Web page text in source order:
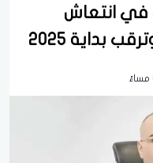
في انتعاش
بداية 2025